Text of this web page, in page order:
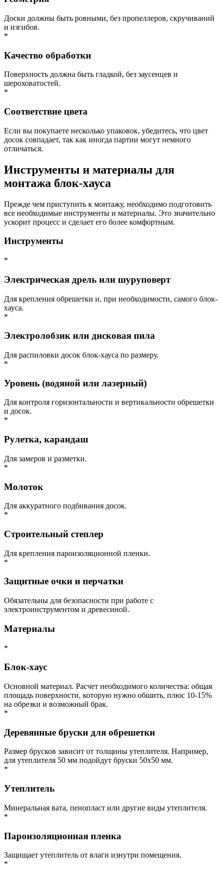
Доски должны быть ровными, без пропеллеров, скручиваний
и изгибов.
*
Качество обработки
Поверхность должна быть гладкой, без заусенцев и
шероховатостей.
*
Соответствие цвета
Если вы покупаете несколько упаковок, убедитесь, что цвет
досок совпадает, так как иногда партии могут немного
отличаться.
Инструменты и материалы для
монтажа блок-хауса
Прежде чем приступить к монтажу, необходимо подготовить
все необходимые инструменты и материалы. Это значительно
ускорит процесс и сделает его более комфортным.
Инструменты
*
Электрическая дрель или шуруповерт
Для крепления обрешетки и, при необходимости, самого блок-
хауса.
*
Электролобзик или дисковая пила
Для распиловки досок блок-хауса по размеру.
*
Уровень (водяной или лазерный)
Для контроля горизонтальности и вертикальности обрешетки
и досок.
*
Рулетка, карандаш
Для замеров и разметки.
*
Молоток
Для аккуратного подбивания досок.
*
Строительный степлер
Для крепления пароизоляционной пленки.
*
Защитные очки и перчатки
Обязательны для безопасности при работе с
электроинструментом и древесиной.
Материалы
*
Блок-хаус
Основной материал. Расчет необходимого количества: общая
площадь поверхности, которую нужно обшить, плюс 10-15%
на обрезки и возможный брак.
*
Деревянные бруски для обрешетки
Размер брусков зависит от толщины утеплителя. Например,
для утеплителя 50 мм подойдут бруски 50х50 мм.
*
Утеплитель
Минеральная вата, пенопласт или другие виды утеплителя.
*
Пароизоляционная пленка
Защищает утеплитель от влаги изнутри помещения.
*